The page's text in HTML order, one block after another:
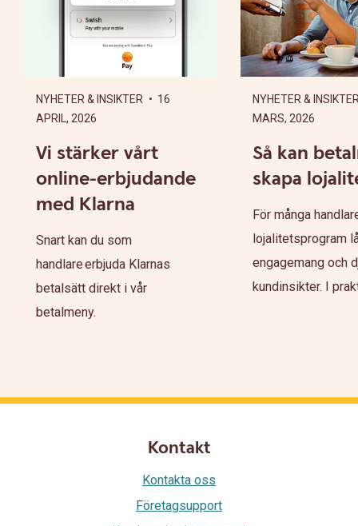
NYHETER & INSIKTER • 16
APRIL, 2026
Vi stärker vårt
online-erbjudande
med Klarna
Snart kan du som
handlare erbjuda Klarnas
betalsätt direkt i vår
betalmeny.
NYHETER &
MARS, 2026
Så kan
skapa
För många
lojalitetsprogram
engagemang och
kundinsikter. I
Kontakt
Kontakta oss
Företagsupport